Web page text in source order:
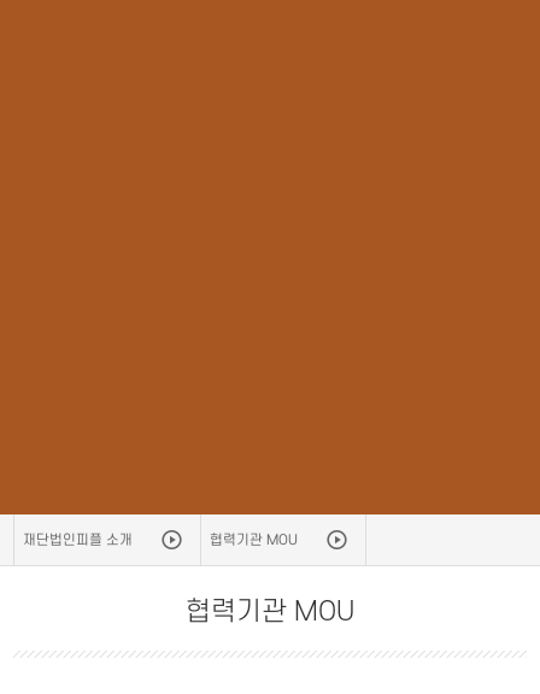
재단법인피플 소개 협력기관 MOU
협력기관 MOU